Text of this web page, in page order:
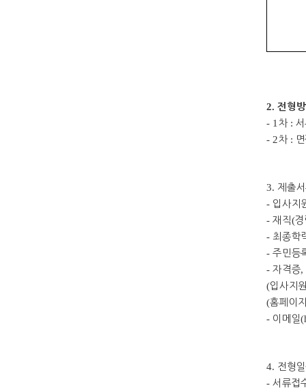
2. 전형
- 1 차 :
- 2차 :
3. 제출
- 입사지
- 재직(경
- 최종학
- 주민등
- 자격증,
(입사지
(홈페이
- 이메일
4. 전형
- 서류접